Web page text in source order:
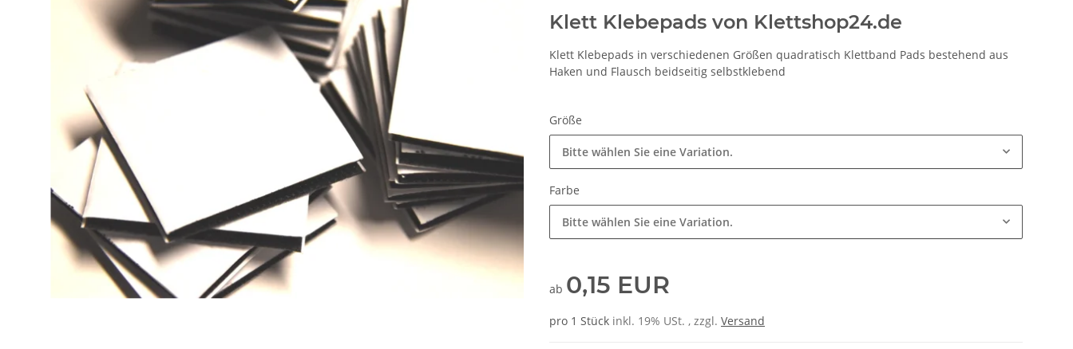
Klett Klebepads von Klettshop24.de
Klett Klebepads in verschiedenen Größen quadratisch Klettband Pads bestehend aus
Haken und Flausch beidseitig selbstklebend
Größe
Bitte wählen Sie eine Variation.
Farbe
Bitte wählen Sie eine Variation.
ab 0,15 EUR
pro 1 Stück inkl. 19% USt. , zzgl. Versand